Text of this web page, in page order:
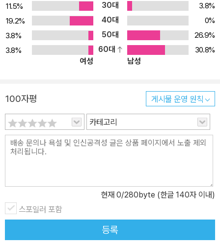
던 저자이니만큼, 그야말로 ‘반란’이다. 지인들은 의아하여 술렁이고
의심마저 한다. 술벗들은 괜히 서운하다. 하지만 주선(酒仙)이 술을
안 마셔도 풍류인들 어디 가랴? 교우기는 정이 넘치고 여행기는 멋이
깊다. 편지는 문장마다 다감하다. 단상에는 재치가 가득하다. 멋이란
술이 아닌 사람에게서 찾아야 한다. 김동길 교수나 예술가 한용진 등
내려놓아도 멋과 흥은 더욱 깊다. ‘박람강기’로 누구에게도 뒤지지 않
는 최명 교수는 흥겨움에서도 남다르다. 고금동서를 아우르는 해박한
지식이 넉넉한 풍류와 어우러져, 그만의 맛깔나는 흥겨움으로 무르익
었다. 문득 전해들은 ‘좁은 문’ 이야기에 각종 고사(古事)가 흥을 돋
우며 펼쳐진다. 신선처럼 장강을 유람하는 길에는 중국과 한국, 유럽
고, 인생무상의 애달픔을 조조와 체 게바라가 함께한다. 때때로 우리
는 여러 지식이 일상과 너무 멀리 있다고 착각한다. 하지만 저자는 앎
과 삶을 함께 엮어 낼 때 비로소 풍요롭다는 진실을 잘 드러낸다. 《술
의 반란》에서 유구한 고사와 고고한 문학은 삶의 순간순간을 풍성하
게 한다. 그래서 최명 교수의 글을 읽을수록 깊이 있는 흥이 전염해 온
11.5%
30대
3.8%
19.2%
40대
0%
3.8%
50대
26.9%
3.8%
60대
30.8%
여성
남성
100자평 게시물 운영 원칙
카테고리
현재 0/280byte (한글 140자 이내)
스포일러 포함
등록